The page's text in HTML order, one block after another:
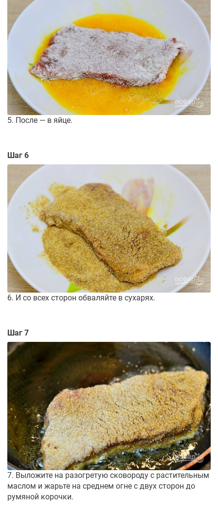
5. После — в яйце.
Шаг 6
6. И со всех сторон обваляйте в сухарях.
Шаг 7
7. Выложите на разогретую сковороду с растительным
маслом и жарьте на среднем огне с двух сторон до
румяной корочки.